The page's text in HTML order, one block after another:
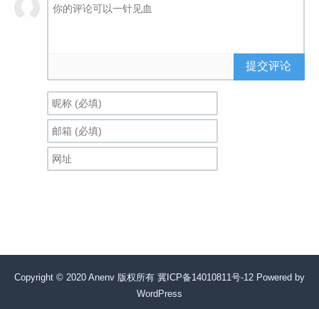
提交评论
Copyright © 2020 Anenv 版权所有 冀ICP备14010811号-12 Powered by
WordPress